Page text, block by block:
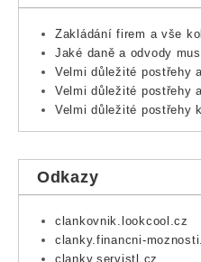
Zakládání firem a vše
Jaké daně a odvody
Velmi důležité postřehy
Velmi důležité postřehy
Velmi důležité postřehy
Odkazy
clankovnik.lookcool.cz
clanky.financni-
clanky.servistl.cz